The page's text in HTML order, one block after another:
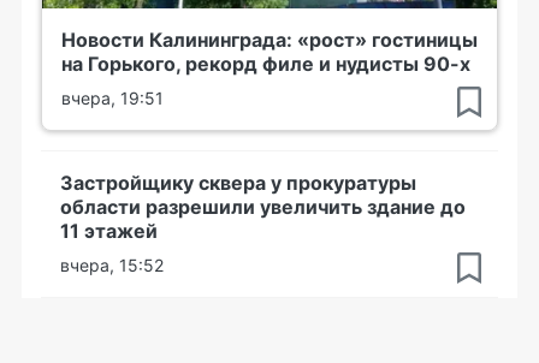
Новости Калининграда: «рост» гостиницы
на Горького, рекорд филе и нудисты 90-х
вчера, 19:51
Застройщику сквера у прокуратуры
области разрешили увеличить здание до
11 этажей
вчера, 15:52